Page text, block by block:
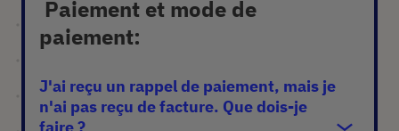
Paiement et mode de
paiement:
J'ai reçu un rappel de paiement, mais je
n'ai pas reçu de facture. Que dois-je
faire ?